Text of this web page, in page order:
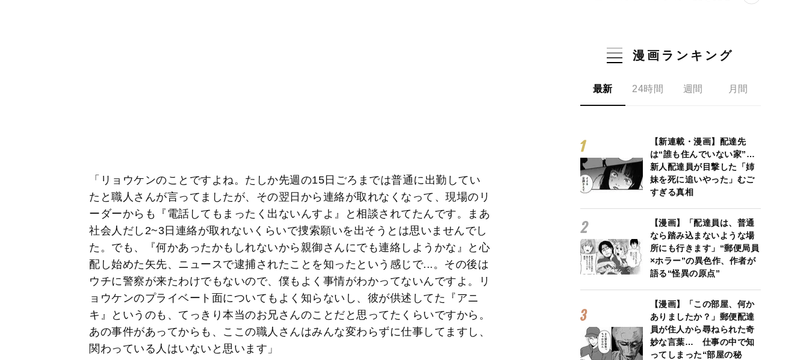
「リョウケンのことですよね。たしか先週の15日ごろまでは普通に出勤してい
たと職人さんが言ってましたが、その翌日から連絡が取れなくなって、現場のリ
ーダーからも『電話してもまったく出ないんすよ』と相談されてたんです。まあ
社会人だし2~3日連絡が取れないくらいで捜索願いを出そうとは思いませんでし
た。でも、『何かあったかもしれないから親御さんにでも連絡しようかな』と心
配し始めた矢先、ニュースで逮捕されたことを知ったという感じで...。その後は
ウチに警察が来たわけでもないので、僕もよく事情がわかってないんですよ。リ
ョウケンのプライベート面についてもよく知らないし、彼が供述してた『アニ
キ』というのも、てっきり本当のお兄さんのことだと思ってたくらいですから。
あの事件があってからも、ここの職人さんはみんな変わらずに仕事してますし、
関わっている人はいないと思います」
漫画ランキング
最新 24時間 週間 月間
【新連載・漫画】配達先
は“誰も住んでいない家”…
新人配達員が目撃した「姉
妹を死に追いやった」むご
すぎる真相
【漫画】「配達員は、普通
なら踏み込まないような場
所にも行きます」“郵便局員
×ホラー”の異色作、作者が
語る“怪異の原点”
【漫画】「この部屋、何か
ありましたか？」郵便配達
員が住人から尋ねられた奇
妙な言葉… 仕事の中で知
ってしまった“部屋の秘